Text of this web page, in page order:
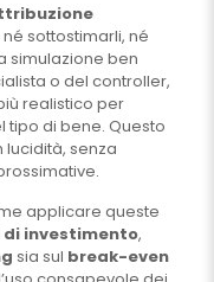
né sottostimarli, né
simulazione ben
o del controller,
realistico per
tipo di bene. Questo
senza
applicare queste
investimento,
sia sul break-even